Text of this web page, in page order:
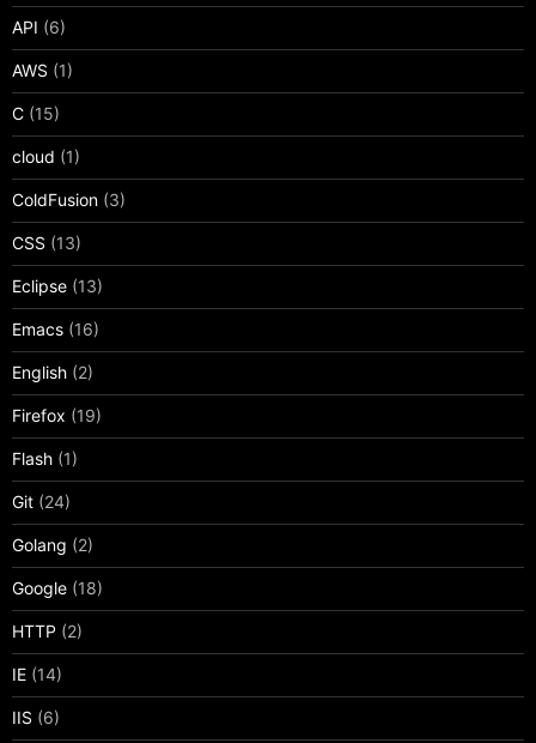
API (6)
AWS (1)
C (15)
cloud (1)
ColdFusion (3)
CSS (13)
Eclipse (13)
Emacs (16)
English (2)
Firefox (19)
Flash (1)
Git (24)
Golang (2)
Google (18)
HTTP (2)
IE (14)
IIS (6)